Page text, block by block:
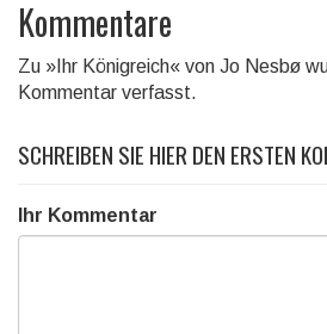
Kommentare
Zu »Ihr Königreich« von Jo Nesbø
Kommentar verfasst.
SCHREIBEN SIE HIER DEN ERSTEN
Ihr Kommentar